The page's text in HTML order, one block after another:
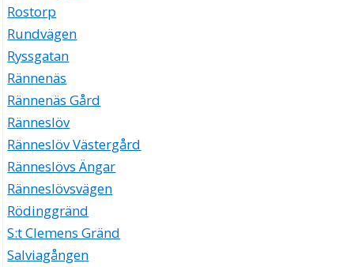
Rostorp
Rundvägen
Ryssgatan
Rännenäs
Rännenäs Gård
Ränneslöv
Ränneslöv Västergård
Ränneslövs Ängar
Ränneslövsvägen
Rödinggränd
S:t Clemens Gränd
Salviagången